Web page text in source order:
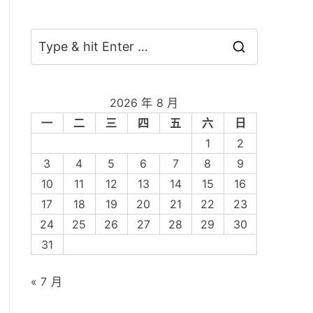
r
c
h
f
o
r
:
2026 年 8 月
一
二 三 四 五 六
日
1
2
3
4 5 6 7 8
9
10
11 12 13 14 15
16
17
18 19 20 21 22
23
24
25 26 27 28 29
30
31
« 7 月